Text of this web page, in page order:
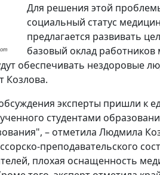
Для решения этой
социальный статус
предлагается развивать
базовый оклад
обеспечивать нездоровые
Козлова.
эксперты пришли к
студентами
– отметила Людмила
преподавательского
плохая оснащенность